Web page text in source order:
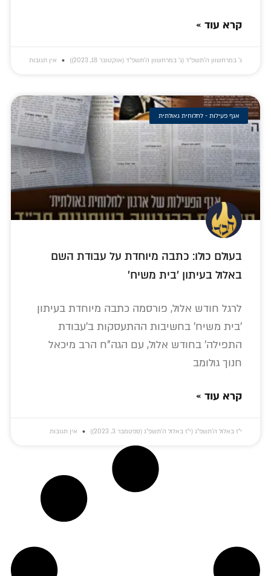
קרא עוד »
ג׳ במרחשוון ה׳תשפ״ד (ג׳ במרחשוון ה׳תשפ״ד (אוקטובר 18, 2023)) אין תגובות
אגף פעילות - לחלוחית גאולתית
בעולם כולו: כתבה מיוחדת על עבודת השם
באלול בעיתון 'בית משיח'
לרגל חודש אלול, פורסמה כתבה מיוחדת בעיתון
'בית משיח' בחשיבות ההתעסקות ב'עבודת
התפילה' בחודש אלול, עם הגה"ח הרב מיכאל
חנוך גולומב
קרא עוד »
י״ז באלול ה׳תשפ״ג (י״ז באלול ה׳תשפ״ג (ספטמבר 3, 2023)) אין תגובות